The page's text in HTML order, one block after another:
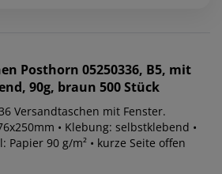
Posthorn 05250336, B5, mit
90g, braun 500 Stück
Versandtaschen mit Fenster.
• Klebung: selbstklebend •
Papier 90 g/m² • kurze Seite offen